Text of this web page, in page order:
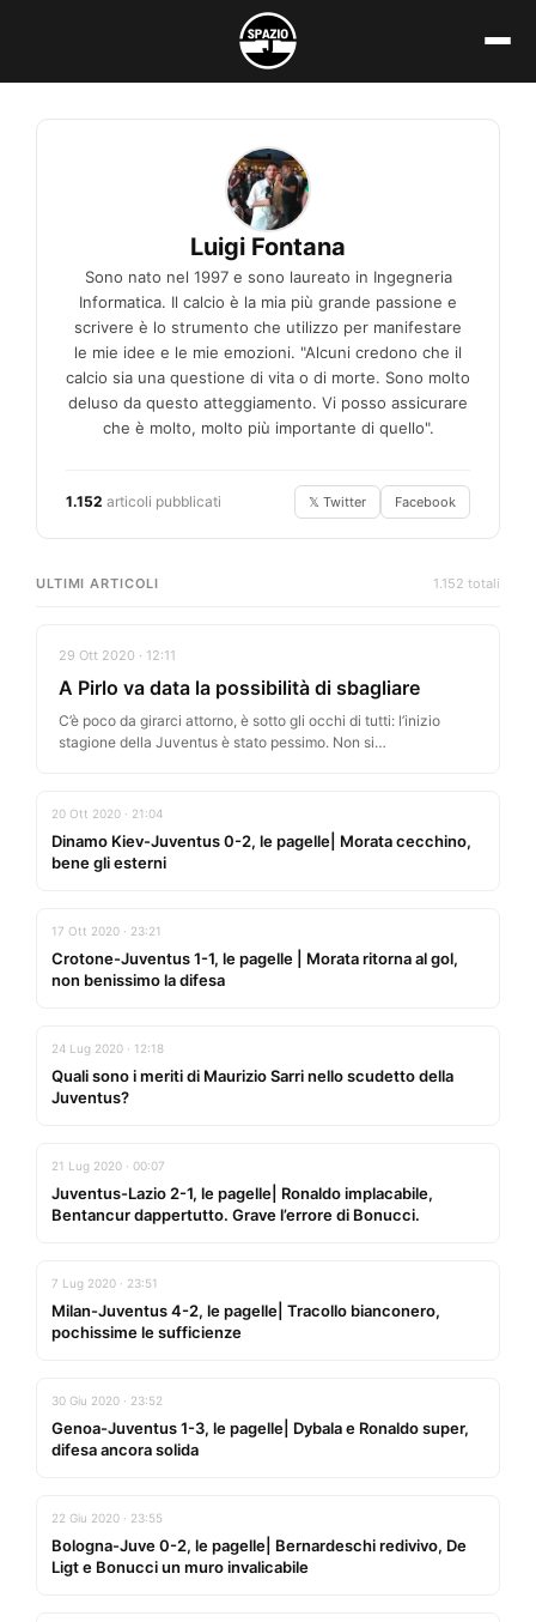
contenuto
Luigi Fontana
Sono nato nel 1997 e sono laureato in Ingegneria
Informatica. Il calcio è la mia più grande passione e
scrivere è lo strumento che utilizzo per manifestare
le mie idee e le mie emozioni. "Alcuni credono che il
calcio sia una questione di vita o di morte. Sono molto
deluso da questo atteggiamento. Vi posso assicurare
che è molto, molto più importante di quello".
1.152 articoli pubblicati 𝕏 Twitter Facebook
ULTIMI ARTICOLI 1.152 totali
29 Ott 2020 · 12:11
A Pirlo va data la possibilità di sbagliare
C’è poco da girarci attorno, è sotto gli occhi di tutti: l’inizio
stagione della Juventus è stato pessimo. Non si…
20 Ott 2020 · 21:04
Dinamo Kiev-Juventus 0-2, le pagelle| Morata cecchino,
bene gli esterni
17 Ott 2020 · 23:21
Crotone-Juventus 1-1, le pagelle | Morata ritorna al gol,
non benissimo la difesa
24 Lug 2020 · 12:18
Quali sono i meriti di Maurizio Sarri nello scudetto della
Juventus?
21 Lug 2020 · 00:07
Juventus-Lazio 2-1, le pagelle| Ronaldo implacabile,
Bentancur dappertutto. Grave l’errore di Bonucci.
7 Lug 2020 · 23:51
Milan-Juventus 4-2, le pagelle| Tracollo bianconero,
pochissime le sufficienze
30 Giu 2020 · 23:52
Genoa-Juventus 1-3, le pagelle| Dybala e Ronaldo super,
difesa ancora solida
22 Giu 2020 · 23:55
Bologna-Juve 0-2, le pagelle| Bernardeschi redivivo, De
Ligt e Bonucci un muro invalicabile